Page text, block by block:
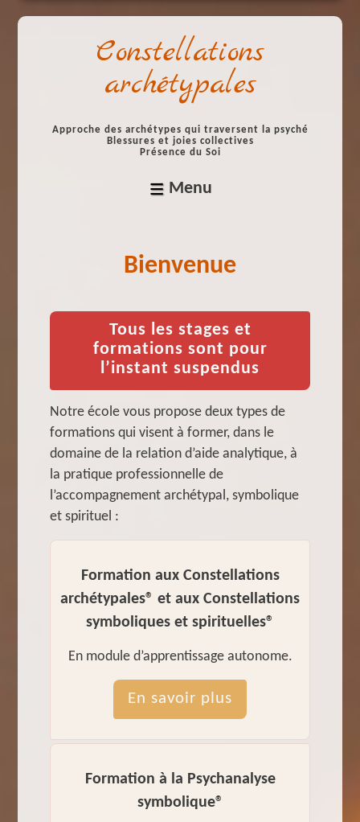
Constellations
archétypales
Approche des archétypes qui traversent la psyché
Blessures et joies collectives
Présence du Soi
Menu
Bienvenue
Tous les stages et
formations sont pour
l’instant suspendus
Notre école vous propose deux types de
formations qui visent à former, dans le
domaine de la relation d’aide analytique, à
la pratique professionnelle de
l’accompagnement archétypal, symbolique
et spirituel :
Formation aux Constellations
archétypales® et aux Constellations
symboliques et spirituelles®
En module d’apprentissage autonome.
En savoir plus
Formation à la Psychanalyse
symbolique®